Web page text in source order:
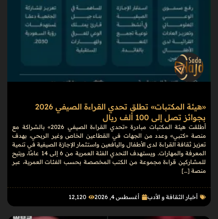
«هيئة المكتبات» تطلق تحدي القراءة الصيفي 2026
بجوائز تصل إلى 100 ألف ريال
أطلقت هيئة المكتبات مبادرة «تحدي القراءة الصيفي 2026» بالشراكة مع
منصة «كتبي» وعدد من الجهات في القطاعين الخاص وغير الربحي، بهدف
تعزيز ثقافة القراءة لدى الأطفال واليافعين واستثمار الإجازة الصيفية في تنمية
المعرفة والمهارات. ويستهدف التحدي الفئة العمرية من 6 إلى 14 عامًا، ويتيح
للمشاركين قراءة مجموعة من الكتب المخصصة بحسب الفئات العمرية، عبر
منصة […]
أخبار الثقافة و الأدب أغسطس 4, 2026 12٬120